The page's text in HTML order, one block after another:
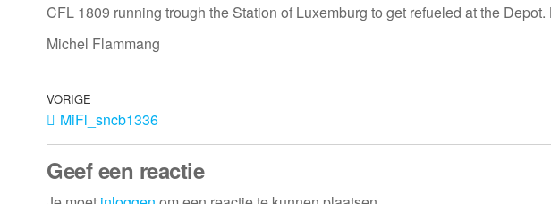
CFL 1809 running trough the Station of Luxemburg to get refueled at the
Michel Flammang
VORIGE
MiFl_sncb1336
Geef een reactie